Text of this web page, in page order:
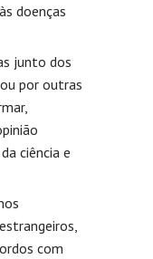
doenças
junto dos
por outras
ciência e
com